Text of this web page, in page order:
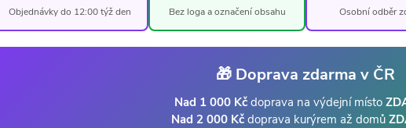
Objednávky do 12:00 týž den Bez loga a označení obsahu Osobní odběr
🎁 Doprava zdarma v ČR
Nad 1 000 Kč doprava na výdejní místo
Nad 2 000 Kč doprava kurýrem až domů